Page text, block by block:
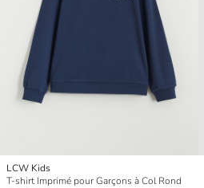
LCW Kids
T-shirt Imprimé pour Garçons à Col Rond